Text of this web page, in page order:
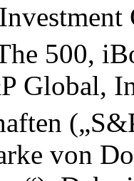
500,
Global,
von